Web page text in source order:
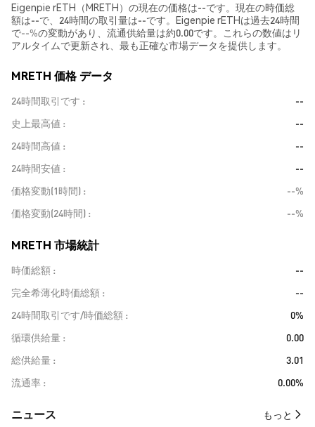
Eigenpie rETH（MRETH）の現在の価格は--です。現在の時価総
額は--で、24時間の取引量は--です。Eigenpie rETHは過去24時間
で--%の変動があり、流通供給量は約0.00です。これらの数値はリ
アルタイムで更新され、最も正確な市場データを提供します。
MRETH 価格 データ
24時間取引です
--
史上最高値
--
24時間高値
--
24時間安値
--
価格変動(1時間)
--%
価格変動(24時間)
--%
MRETH 市場統計
時価総額
--
完全希薄化時価総額
--
24時間取引です/時価総額
0%
循環供給量
0.00
総供給量
3.01
流通率
0.00%
​​ニュース​​ もっと